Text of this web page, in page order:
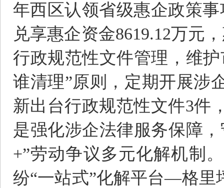
年西区认领省级惠企政策
兑享惠企资金8619.12万元
行政规范性文件管理，维
谁清理”原则，定期开展涉
新出台行政规范性文件3件
是强化涉企法律服务保障
+”劳动争议多元化解机制
纷“一站式”化解平台—格里